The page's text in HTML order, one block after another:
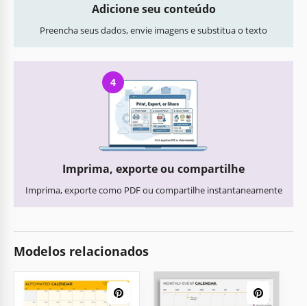
Adicione seu conteúdo
Preencha seus dados, envie imagens e substitua o texto
4
Imprima, exporte ou compartilhe
Imprima, exporte como PDF ou compartilhe instantaneamente
Modelos relacionados